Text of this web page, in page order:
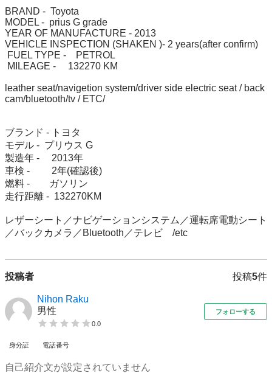
BRAND -  Toyota
MODEL -  prius G grade
YEAR OF MANUFACTURE - 2013
VEHICLE INSPECTION (SHAKEN )- 2 years(after confirm)
leather seat/navigetion system/driver side electric seat / back
cam/bluetooth/tv / ETC/
ブランド - トヨタ
モデル -  プリウス G
製造年 -     2013年
車検 -         2年(確認後)
燃料 -        ガソリン
走行距離 -  132270KM
レザーシート／ナビゲーションシステム／運転席電動シート
／バックカメラ／Bluetooth／テレビ　/etc
投稿者 投稿5件
Nihon Raku
男性
0.0
フォローする
身分証 電話番号
自己紹介文が設定されていません